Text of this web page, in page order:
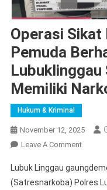
Operasi Sikat
Pemuda
Lubuklinggau
Memiliki
Hukum & Kriminal
November 12, 2025
Leave A CommentOn
Sikat
Musi
Lubuk Linggau
(Satresnarkoba) Polres